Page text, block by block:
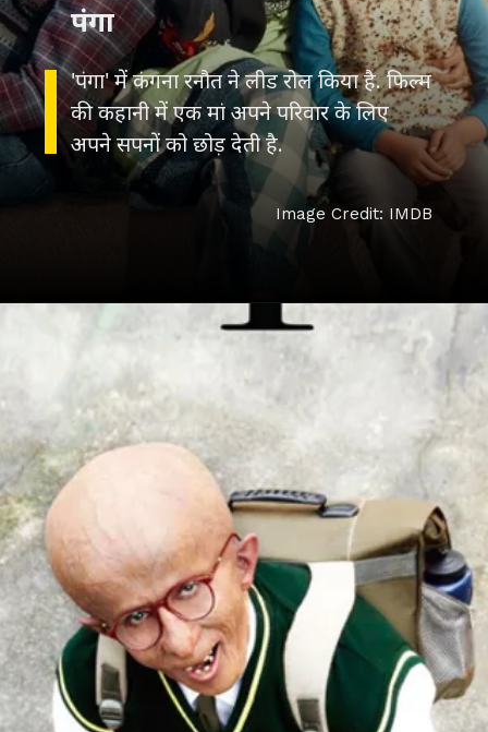
'पंगा' में कंगना रनौत ने लीड रोल किया है. फिल्म
की कहानी में एक मां अपने परिवार के लिए
अपने सपनों को छोड़ देती है.
पंगा
Image Credit: IMDB